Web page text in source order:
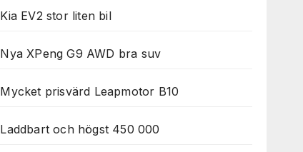
Kia EV2 stor liten bil
Nya XPeng G9 AWD bra suv
Mycket prisvärd Leapmotor B10
Laddbart och högst 450 000